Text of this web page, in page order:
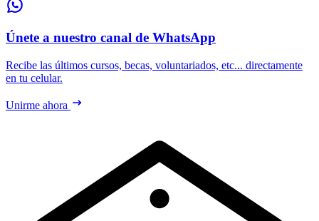
Únete a nuestro canal de WhatsApp
Recibe las últimos cursos, becas, voluntariados, etc... directamente
en tu celular.
Unirme ahora